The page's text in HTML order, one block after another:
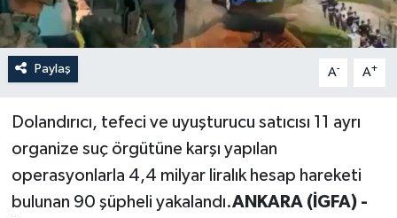
Paylaş A- A+
Dolandırıcı, tefeci ve uyuşturucu satıcısı 11 ayrı
organize suç örgütüne karşı yapılan
operasyonlarla 4,4 milyar liralık hesap hareketi
bulunan 90 şüpheli yakalandı.ANKARA (İGFA) -